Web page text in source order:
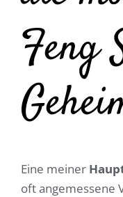
Feng
Eine meiner
oft angemessene